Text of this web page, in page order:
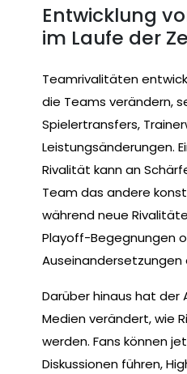
Entwicklung
im Laufe der
Teamrivalitäten
die Teams verändern,
Spielertransfers,
Leistungsänderungen.
Rivalität kann an
Team das andere
während neue
Playoff-Begegnungen
Darüber hinaus hat der
Medien verändert, wie
werden. Fans können
Diskussionen führen,